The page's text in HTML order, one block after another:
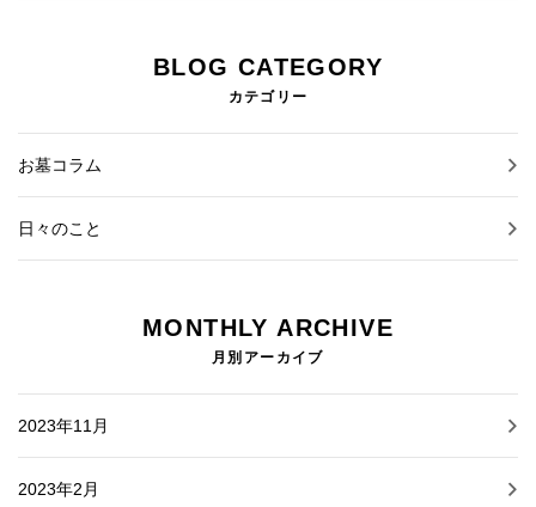
BLOG CATEGORY
カテゴリー
お墓コラム
日々のこと
MONTHLY ARCHIVE
月別アーカイブ
2023年11月
2023年2月